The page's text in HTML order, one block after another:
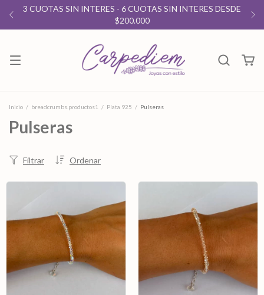
3 CUOTAS SIN INTERES - 6 CUOTAS SIN INTERES DESDE
$200.000
Inicio / breadcrumbs.productos1 / Plata 925 / Pulseras
Pulseras
Ordenar
Filtrar